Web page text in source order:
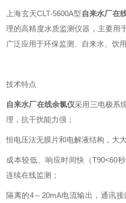
上海玄天CLT-5600A型 自来水厂在
理的高精度水质监测仪器，主要用
广泛应用于环保监测、自来水、饮
技术特点
自来水厂在线余氯仪采用三电极系
理，抗干扰能力强；
恒电压法无膜片和电解液结构，大
成本较低、响应时间快（T90<60
连续在线监测；
隔离的4～20mA电流输出，通讯